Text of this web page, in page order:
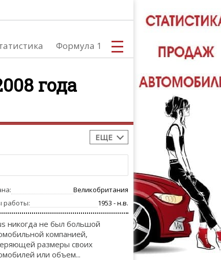
Формула 1
ТЮНИНГ
ТЮНИНГ
года
ЕЩЕ
Великобритания
работы:
1953 - н.в.
никогда не был большой
компанией,
размеры своих
или объем...